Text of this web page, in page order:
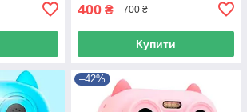
400 ₴ 700 ₴
Купити
–42%